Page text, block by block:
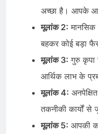
अच्छा है। आपके
मूलांक 2:
बहकर कोई बड़ा
मूलांक 3: गुरु कृपा
आर्थिक लाभ के
मूलांक 4:
तकनीकी कार्यों से
मूलांक 5: आपकी